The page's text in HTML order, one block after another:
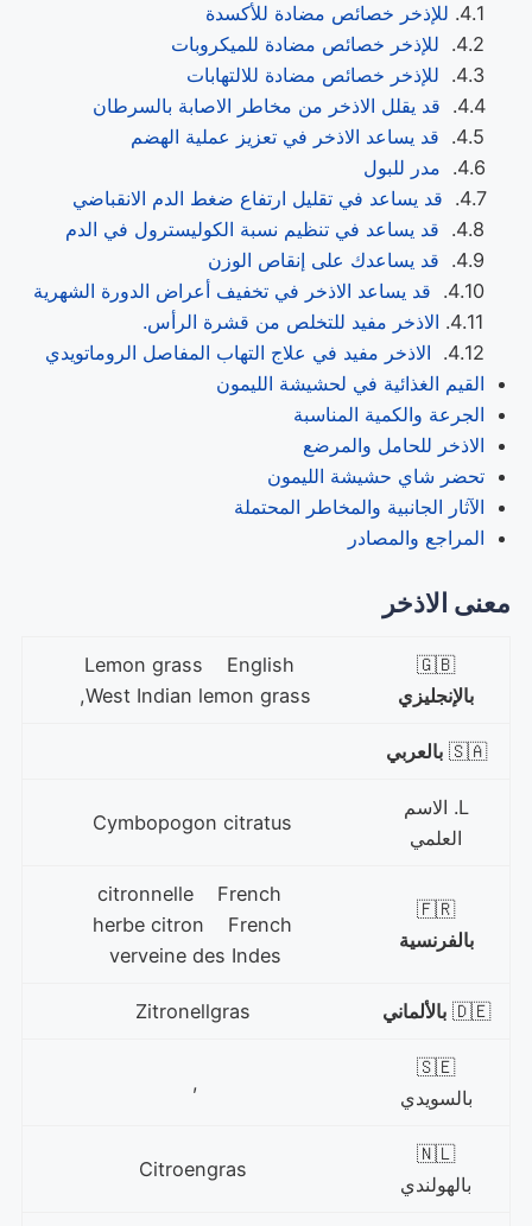
للإذخر خصائص مضادة للأكسدة
للإذخر خصائص مضادة للميكروبات
للإذخر خصائص مضادة للالتهابات
قد يقلل الاذخر من مخاطر الاصابة بالسرطان
قد يساعد الاذخر في تعزيز عملية الهضم
مدر للبول
قد يساعد في تقليل ارتفاع ضغط الدم الانقباضي
قد يساعد في تنظيم نسبة الكوليسترول في الدم
قد يساعدك على إنقاص الوزن
قد يساعد الاذخر في تخفيف أعراض الدورة الشهرية
الاذخر مفيد للتخلص من قشرة الرأس.
الاذخر مفيد في علاج التهاب المفاصل الروماتويدي
القيم الغذائية في لحشيشة الليمون
الجرعة والكمية المناسبة
الاذخر للحامل والمرضع
تحضر شاي حشيشة الليمون
الآثار الجانبية والمخاطر المحتملة
المراجع والمصادر
معنى الاذخر
🇬🇧
بالإنجليزي
West Indian lemon grass,
🇸🇦 بالعربي
L. الاسم
العلمي
🇫🇷
بالفرنسية
herbe citron French
verveine des Indes
🇩🇪 بالألماني
🇸🇪
بالسويدي
,
🇳🇱
بالهولندي